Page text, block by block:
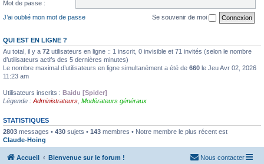
Mot de passe :
J’ai oublié mon mot de passe
Se souvenir de moi
QUI EST EN LIGNE ?
Au total, il y a 72 utilisateurs en ligne :: 1 inscrit, 0 invisible et 71 invités (selon le nombre
d’utilisateurs actifs des 5 dernières minutes)
Le nombre maximal d’utilisateurs en ligne simultanément a été de 660 le Jeu Avr 02, 2026
11:23 am
Utilisateurs inscrits : Baidu [Spider]
Légende : Administrateurs Modérateurs généraux
STATISTIQUES
2803 messages • 430 sujets • 143 membres • Notre membre le plus récent est
Claude-Hoing
Accueil Bienvenue sur le forum ! Nous contacter